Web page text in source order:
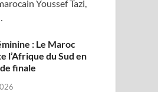
Youssef Tazi,
: Le Maroc
l’Afrique du Sud en
finale